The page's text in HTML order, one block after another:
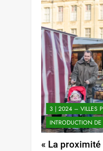
3 | 2024 – VILLES
INTRODUCTION
« La